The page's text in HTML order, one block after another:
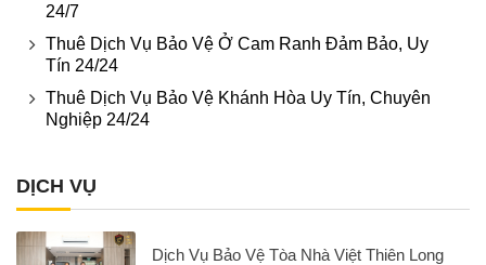
24/7
Thuê Dịch Vụ Bảo Vệ Ở Cam Ranh Đảm Bảo, Uy
Tín 24/24
Thuê Dịch Vụ Bảo Vệ Khánh Hòa Uy Tín, Chuyên
Nghiệp 24/24
DỊCH VỤ
Dịch Vụ Bảo Vệ Tòa Nhà Việt Thiên Long